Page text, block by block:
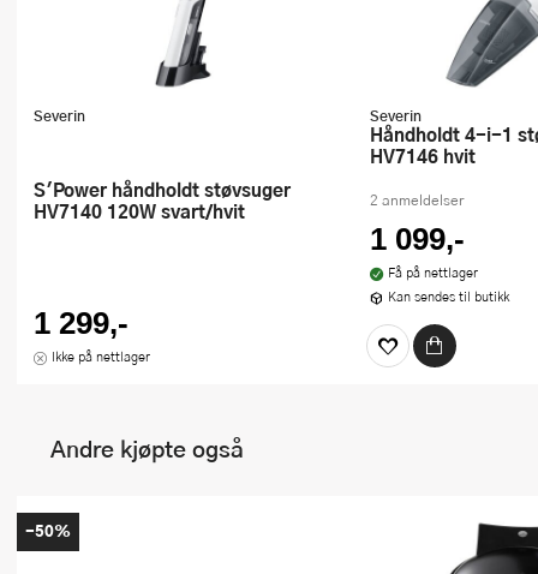
Severin
S'Power håndholdt støvsuger
HV7140 120W svart/hvit
1 299,-
Ikke på nettlager
Severin
Håndholdt 4-i-1 støvsuger
HV7146 hvit
2 anmeldelser
1 099,-
Få på nettlager
Kan sendes til butikk
Andre kjøpte også
-50%